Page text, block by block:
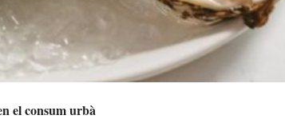
el consum urbà